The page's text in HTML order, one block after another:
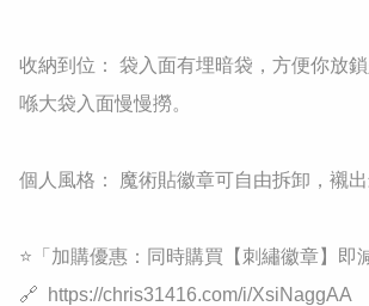
收納到位： 袋入面有埋暗袋，方便你放
喺大袋入面慢慢撈。
個人風格： 魔術貼徽章可自由拆卸，襯出
⭐​「加購優惠：同時購買【刺繡徽章】即
🔗  https://chris31416.com/i/XsiNaggAA